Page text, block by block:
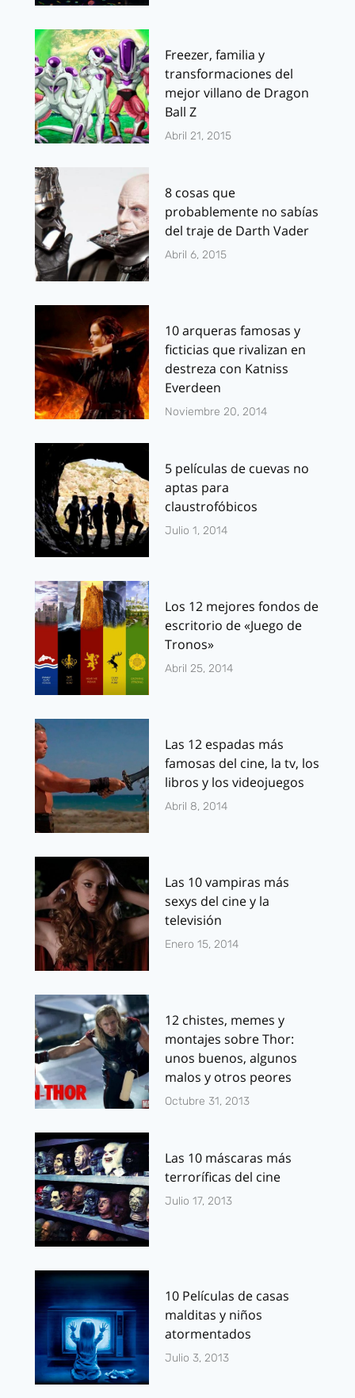
Freezer, familia y
transformaciones del
mejor villano de Dragon
Ball Z
Abril 21, 2015
8 cosas que
probablemente no sabías
del traje de Darth Vader
Abril 6, 2015
10 arqueras famosas y
ficticias que rivalizan en
destreza con Katniss
Everdeen
Noviembre 20, 2014
5 películas de cuevas no
aptas para
claustrofóbicos
Julio 1, 2014
Los 12 mejores fondos de
escritorio de «Juego de
Tronos»
Abril 25, 2014
Las 12 espadas más
famosas del cine, la tv, los
libros y los videojuegos
Abril 8, 2014
Las 10 vampiras más
sexys del cine y la
televisión
Enero 15, 2014
12 chistes, memes y
montajes sobre Thor:
unos buenos, algunos
malos y otros peores
Octubre 31, 2013
Las 10 máscaras más
terroríficas del cine
Julio 17, 2013
10 Películas de casas
malditas y niños
atormentados
Julio 3, 2013